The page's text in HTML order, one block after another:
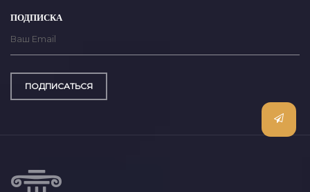
ПОДПИСКА
ПОДПИСАТЬСЯ